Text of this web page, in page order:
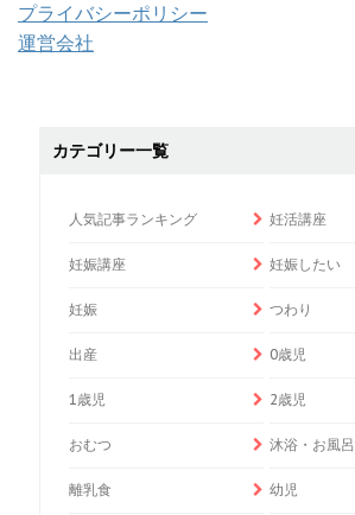
プライバシーポリシー
運営会社
カテゴリー一覧
人気記事ランキング 妊活講座
妊娠講座 妊娠したい
妊娠 つわり
出産 0歳児
1歳児 2歳児
おむつ 沐浴・お風呂
離乳食 幼児